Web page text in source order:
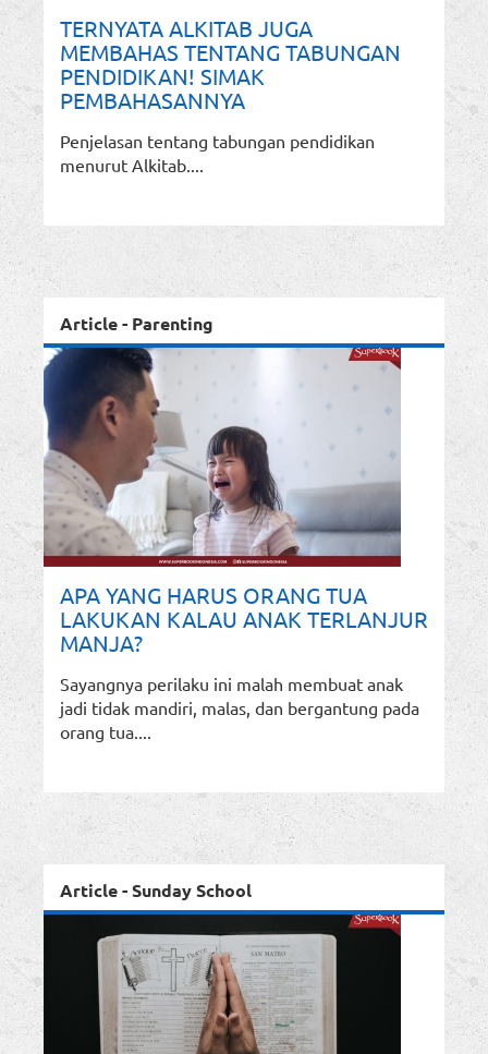
TERNYATA ALKITAB JUGA
MEMBAHAS TENTANG TABUNGAN
PENDIDIKAN! SIMAK
PEMBAHASANNYA
Penjelasan tentang tabungan pendidikan
menurut Alkitab....
Article - Parenting
APA YANG HARUS ORANG TUA
LAKUKAN KALAU ANAK TERLANJUR
MANJA?
Sayangnya perilaku ini malah membuat anak
jadi tidak mandiri, malas, dan bergantung pada
orang tua....
Article - Sunday School